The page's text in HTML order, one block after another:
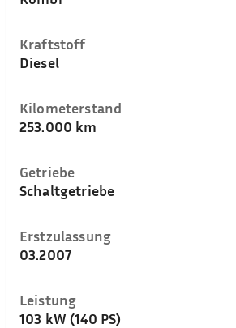
Kraftstoff
Diesel
Kilometerstand
253.000 km
Getriebe
Schaltgetriebe
Erstzulassung
03.2007
Leistung
103 kW (140 PS)